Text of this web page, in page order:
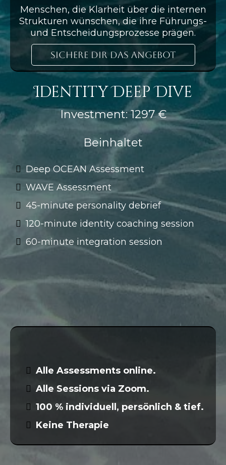
Menschen, die Klarheit über die internen
Strukturen wünschen, die ihre Führungs-
und Entscheidungsprozesse prägen.
Sichere Dir das Angebot
Identity Deep Dive
Investment: 1297 €
Beinhaltet
Deep OCEAN Assessment
WAVE Assessment
45-minute personality debrief
120-minute identity coaching session
60-minute integration session
Ratenzahlung möglich
Alle Assessments online.
Alle Sessions via Zoom.
100 % individuell, persönlich & tief.
Keine Therapie